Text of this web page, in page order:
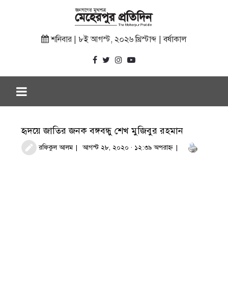
শনিবার | ৮ই আগস্ট, ২০২৬ খ্রিস্টাব্দ | বর্ষাকাল
হৃদয়ে জাতির জনক বঙ্গবন্ধু শেখ মুজিবুর রহমান
রফিকুল আলম আগস্ট ২৮, ২০২০ · ১২:৩৯ অপরাহ্ণ